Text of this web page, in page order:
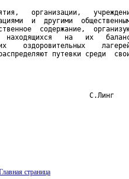
организации,
и  другими
содержание,
находящихся   на   их
оздоровительных
путевки среди
С.Линг
страница